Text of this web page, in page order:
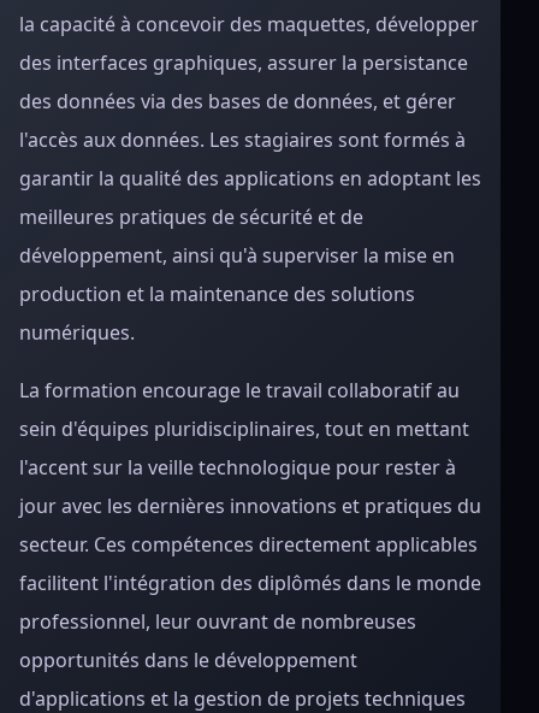
la capacité à concevoir des maquettes, développer
des interfaces graphiques, assurer la persistance
des données via des bases de données, et gérer
l'accès aux données. Les stagiaires sont formés à
garantir la qualité des applications en adoptant les
meilleures pratiques de sécurité et de
développement, ainsi qu'à superviser la mise en
production et la maintenance des solutions
numériques.
La formation encourage le travail collaboratif au
sein d'équipes pluridisciplinaires, tout en mettant
l'accent sur la veille technologique pour rester à
jour avec les dernières innovations et pratiques du
secteur. Ces compétences directement applicables
facilitent l'intégration des diplômés dans le monde
professionnel, leur ouvrant de nombreuses
opportunités dans le développement
d'applications et la gestion de projets techniques